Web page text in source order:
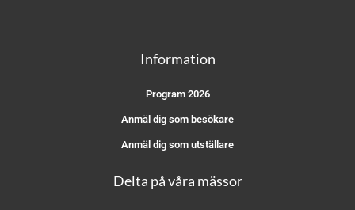
Information
Program 2026
Anmäl dig som besökare
Anmäl dig som utställare
Delta på våra mässor